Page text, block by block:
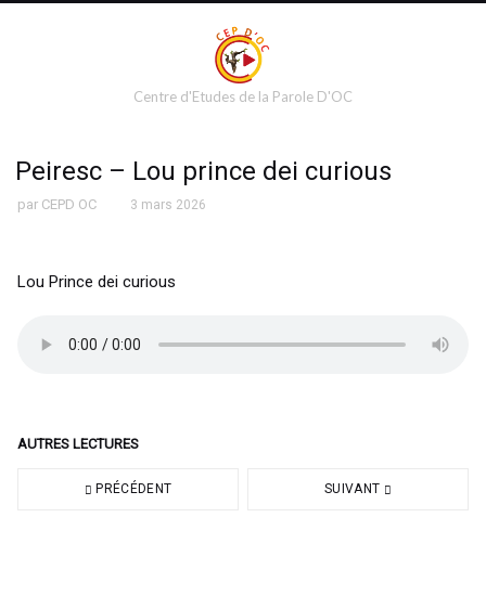
Centre d'Etudes de la Parole D'OC
Peiresc – Lou prince dei curious
par CEPD OC 3 mars 2026
Lou Prince dei curious
AUTRES LECTURES
PRÉCÉDENT SUIVANT